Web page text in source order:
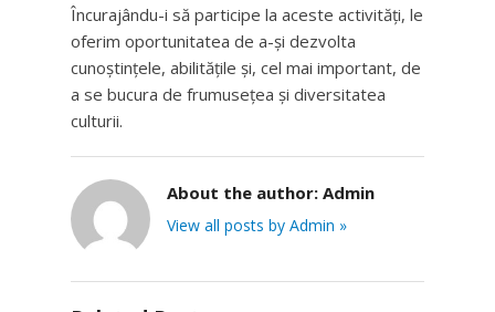
Încurajându-i să participe la aceste activități, le
oferim oportunitatea de a-și dezvolta
cunoștințele, abilitățile și, cel mai important, de
a se bucura de frumusețea și diversitatea
culturii.
About the author: Admin
View all posts by Admin »